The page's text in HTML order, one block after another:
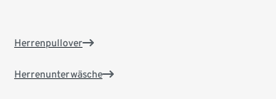
Herrenpullover
Herrenunterwäsche